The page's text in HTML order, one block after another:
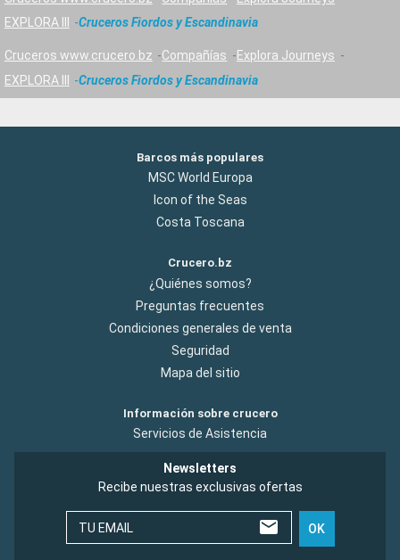
EXPLORA III
Cruceros Fiordos y Escandinavia
Cruceros www.crucero.bz Compañías
Explora Journeys
EXPLORA III
Cruceros Fiordos y Escandinavia
Barcos más populares
MSC World Europa
Icon of the Seas
Costa Toscana
Crucero.bz
¿Quiénes somos?
Preguntas frecuentes
Condiciones generales de venta
Seguridad
Mapa del sitio
Información sobre crucero
Servicios de Asistencia
Newsletters
Recibe nuestras exclusivas ofertas
TU EMAIL OK